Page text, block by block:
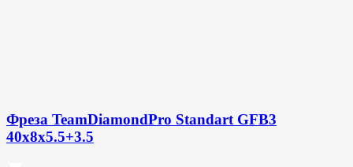
Фреза TeamDiamondPro Standart GFB3
40x8x5.5+3.5